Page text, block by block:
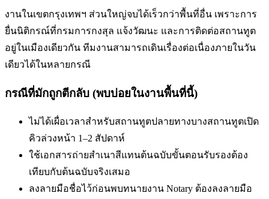
งานในเขตกรุงเทพฯ ส่วนใหญ่จบได้เร็วกว่าพื้นที่อื่น เพราะการ
ยื่นนิติกรณ์ที่กรมการกงสุล แจ้งวัฒนะ และการติดต่อสถานทูต
อยู่ในเมืองเดียวกัน ทีมงานสามารถเดินเรื่องต่อเนื่องภายในวัน
เดียวได้ในหลายกรณี
กรณีที่มักถูกตีกลับ (พบบ่อยในงานพื้นที่นี้)
ไม่ได้เผื่อเวลาสำหรับสถานทูตปลายทางบางสถานทูตเปิด
คิวล่วงหน้า 1–2 สัปดาห์
ใช้เอกสารถ่ายสำเนาสีแทนต้นฉบับขั้นตอนรับรองต้อง
เทียบกับต้นฉบับจริงเสมอ
ลงลายมือชื่อไว้ก่อนพบทนายงาน Notary ต้องลงลายมือ